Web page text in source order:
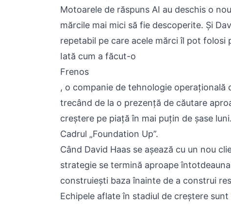
Motoarele de răspuns AI au deschis o
mărcile mai mici să fie descoperite. Și
repetabil pe care acele mărci îl pot folosi
Iată cum a făcut-o
Frenos
, o companie de tehnologie operațională
trecând de la o prezență de căutare
creștere pe piață în mai puțin de șase luni.
Cadrul „Foundation Up”.
Când David Haas se așează cu un nou
strategie se termină aproape
construiești baza înainte de a construi
Echipele aflate în stadiul de creștere